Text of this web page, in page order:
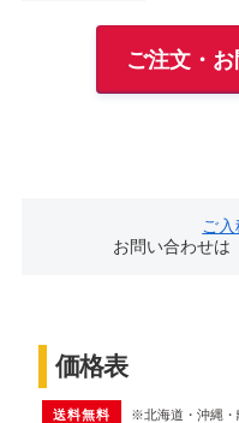
ご注文・
ご
お問い合わせは
価格表
送料無料 ※北海道・沖縄・